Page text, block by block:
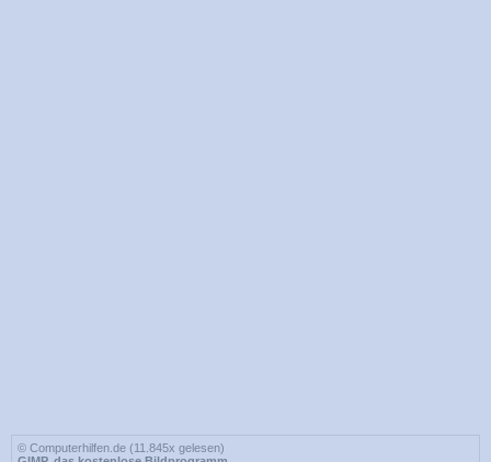
© Computerhilfen.de (11.845x gelesen)